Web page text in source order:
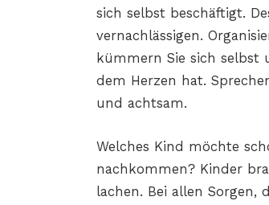
sich selbst beschäftigt.
vernachlässigen.
kümmern Sie sich selbst
dem Herzen hat.
und achtsam.
Welches Kind möchte
nachkommen? Kinder
lachen. Bei allen Sorgen,